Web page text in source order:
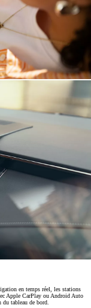
en temps réel, les stations
Apple CarPlay ou Android Auto
tableau de bord.